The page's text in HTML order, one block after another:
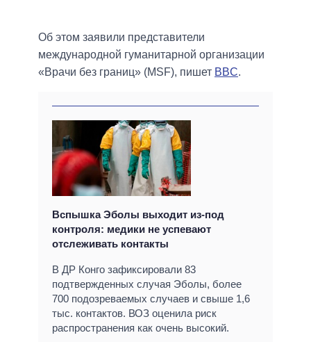
Об этом заявили представители
международной гуманитарной организации
«Врачи без границ» (MSF), пишет BBC.
Вспышка Эболы выходит из-под
контроля: медики не успевают
отслеживать контакты
В ДР Конго зафиксировали 83
подтвержденных случая Эболы, более
700 подозреваемых случаев и свыше 1,6
тыс. контактов. ВОЗ оценила риск
распространения как очень высокий.